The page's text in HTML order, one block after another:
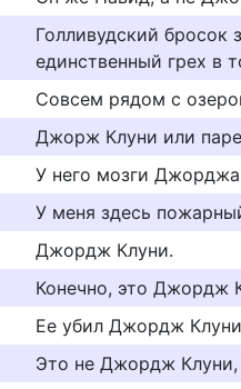
Голливудский
единственный грех в
Совсем рядом с
Джорж Клуни или
У него мозги
У меня здесь
Джордж Клуни.
Конечно, это Джордж
Ее убил Джордж
Это не Джордж Клуни,